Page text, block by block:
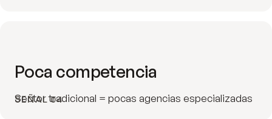
SEÑAL 04
Poca competencia
Sector tradicional = pocas agencias especializadas